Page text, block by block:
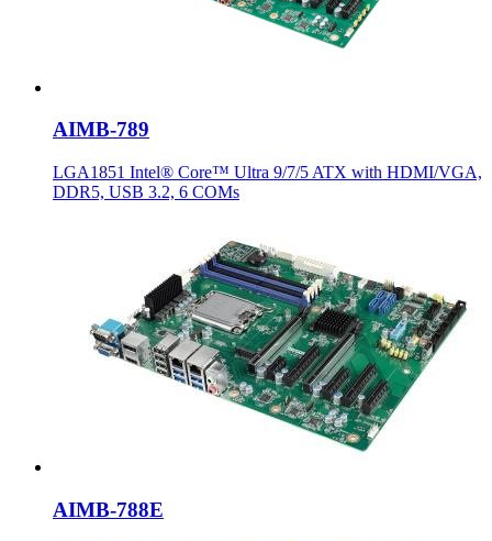
AIMB-789
LGA1851 Intel® Core™ Ultra 9/7/5 ATX with HDMI/VGA,
DDR5, USB 3.2, 6 COMs
AIMB-788E